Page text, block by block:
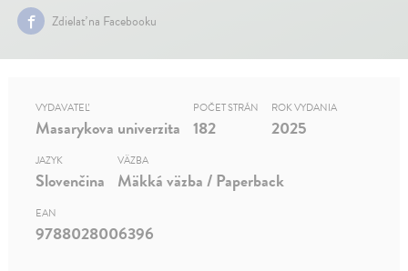
Zdielať na Facebooku
VYDAVATEĽ
Masarykova univerzita
POČET STRÁN
182
ROK VYDANIA
2025
JAZYK
Slovenčina
VÄZBA
Mäkká väzba / Paperback
EAN
9788028006396